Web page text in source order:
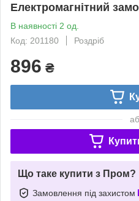
Електромагнітний
В наявності 2 од.
Код: 201180
Роздріб
896 ₴
Що таке купити з Пром?
Замовлення під захистом